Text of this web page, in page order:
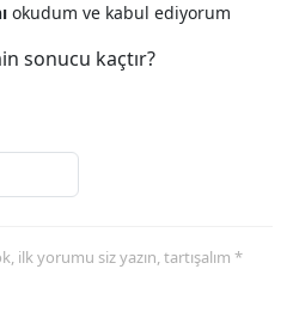
okudum ve kabul ediyorum
sonucu kaçtır?
ilk yorumu siz yazın, tartışalım *